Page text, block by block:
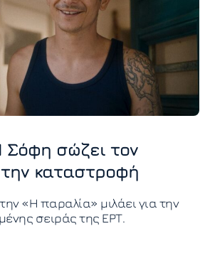
σώζει τον
καταστροφή
«Η παραλία» μιλάει για την
σειράς της ΕΡΤ.